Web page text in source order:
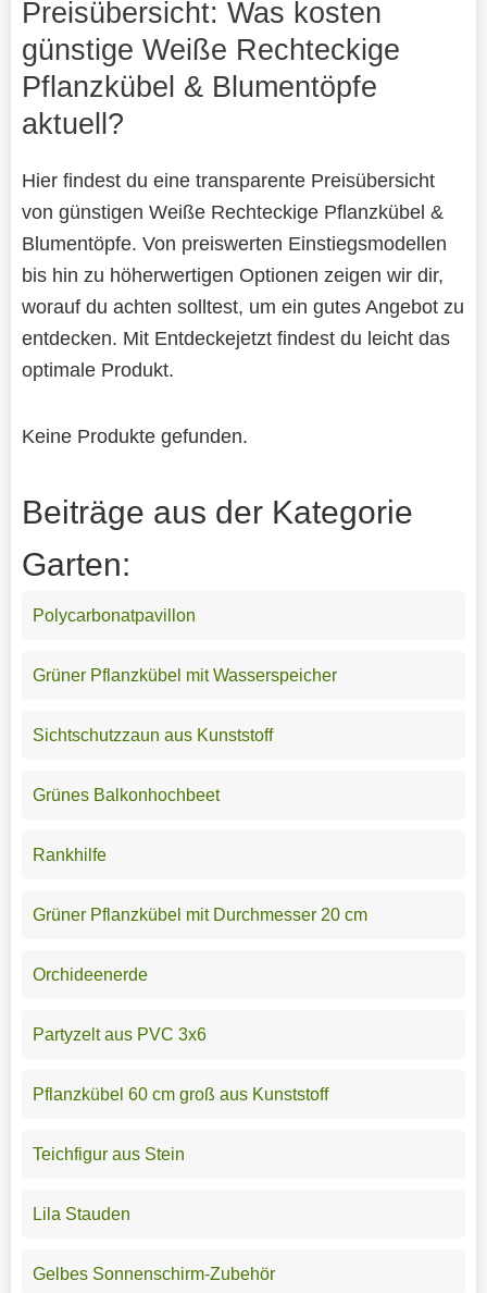
Preisübersicht: Was kosten
günstige Weiße Rechteckige
Pflanzkübel & Blumentöpfe
aktuell?
Hier findest du eine transparente Preisübersicht
von günstigen Weiße Rechteckige Pflanzkübel &
Blumentöpfe. Von preiswerten Einstiegsmodellen
bis hin zu höherwertigen Optionen zeigen wir dir,
worauf du achten solltest, um ein gutes Angebot zu
entdecken. Mit Entdeckejetzt findest du leicht das
optimale Produkt.
Keine Produkte gefunden.
Beiträge aus der Kategorie
Garten:
Polycarbonatpavillon
Grüner Pflanzkübel mit Wasserspeicher
Sichtschutzzaun aus Kunststoff
Grünes Balkonhochbeet
Rankhilfe
Grüner Pflanzkübel mit Durchmesser 20 cm
Orchideenerde
Partyzelt aus PVC 3x6
Pflanzkübel 60 cm groß aus Kunststoff
Teichfigur aus Stein
Lila Stauden
Gelbes Sonnenschirm-Zubehör